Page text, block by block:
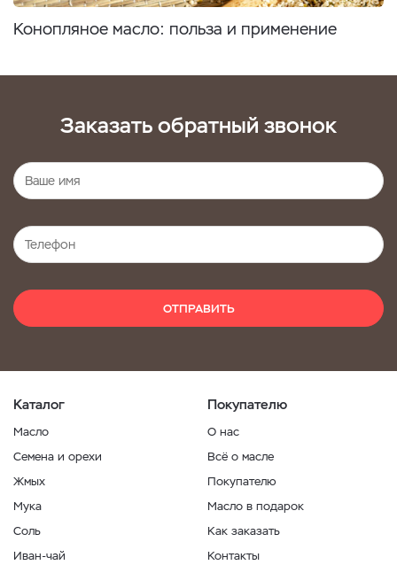
Конопляное масло: польза и применение
Заказать обратный звонок
ОТПРАВИТЬ
Каталог
Масло
Семена и орехи
Жмых
Мука
Соль
Иван-чай
Покупателю
О нас
Всё о масле
Покупателю
Масло в подарок
Как заказать
Контакты